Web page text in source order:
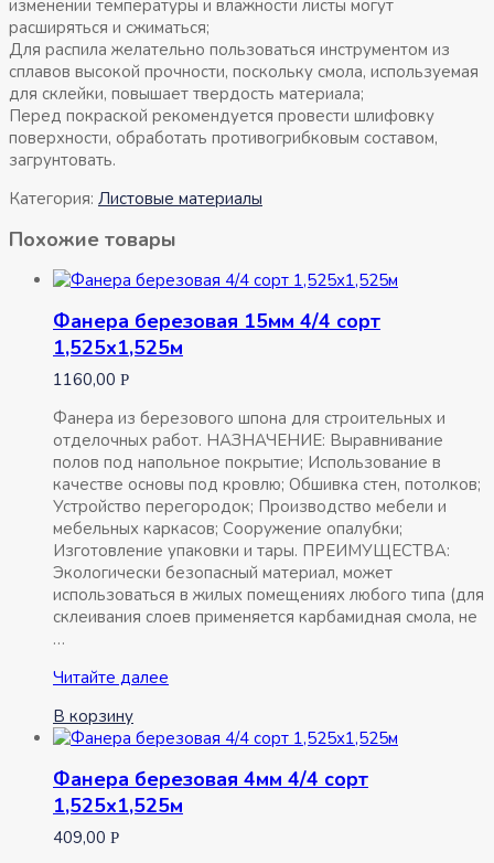
изменении температуры и влажности листы могут
расширяться и сжиматься;
Для распила желательно пользоваться инструментом из
сплавов высокой прочности, поскольку смола, используемая
для склейки, повышает твердость материала;
Перед покраской рекомендуется провести шлифовку
поверхности, обработать противогрибковым составом,
загрунтовать.
Категория: Листовые материалы
Похожие товары
Фанера березовая 15мм 4/4 сорт
1,525х1,525м
1160,00 Р
Фанера из березового шпона для строительных и
отделочных работ. НАЗНАЧЕНИЕ: Выравнивание
полов под напольное покрытие; Использование в
качестве основы под кровлю; Обшивка стен, потолков;
Устройство перегородок; Производство мебели и
мебельных каркасов; Сооружение опалубки;
Изготовление упаковки и тары. ПРЕИМУЩЕСТВА:
Экологически безопасный материал, может
использоваться в жилых помещениях любого типа (для
склеивания слоев применяется карбамидная смола, не
…
Фанера
15мм
4/4
1,525х1,525м
Читайте далее
В корзину
Фанера березовая 4мм 4/4 сорт
1,525х1,525м
409,00 Р